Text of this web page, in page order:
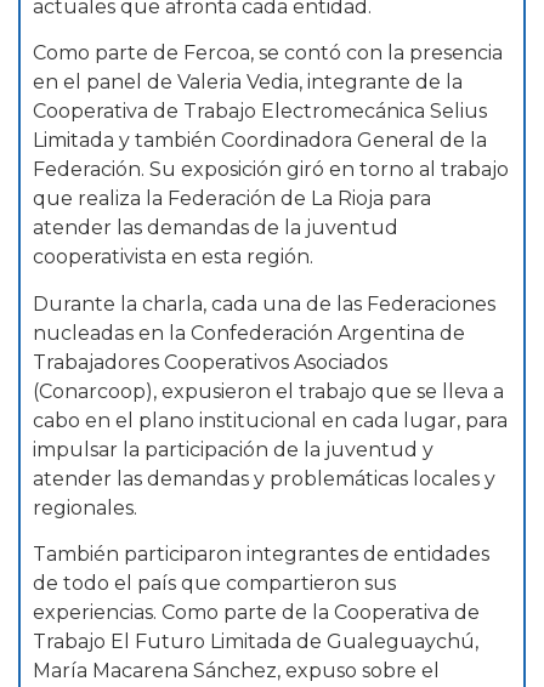
actuales que afronta cada entidad.
Como parte de Fercoa, se contó con la presencia
en el panel de Valeria Vedia, integrante de la
Cooperativa de Trabajo Electromecánica Selius
Limitada y también Coordinadora General de la
Federación. Su exposición giró en torno al trabajo
que realiza la Federación de La Rioja para
atender las demandas de la juventud
cooperativista en esta región.
Durante la charla, cada una de las Federaciones
nucleadas en la Confederación Argentina de
Trabajadores Cooperativos Asociados
(Conarcoop), expusieron el trabajo que se lleva a
cabo en el plano institucional en cada lugar, para
impulsar la participación de la juventud y
atender las demandas y problemáticas locales y
regionales.
También participaron integrantes de entidades
de todo el país que compartieron sus
experiencias. Como parte de la Cooperativa de
Trabajo El Futuro Limitada de Gualeguaychú,
María Macarena Sánchez, expuso sobre el